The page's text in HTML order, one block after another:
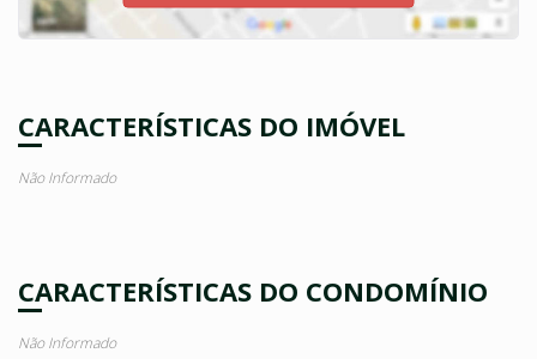
CARACTERÍSTICAS DO IMÓVEL
Não Informado
CARACTERÍSTICAS DO CONDOMÍNIO
Não Informado